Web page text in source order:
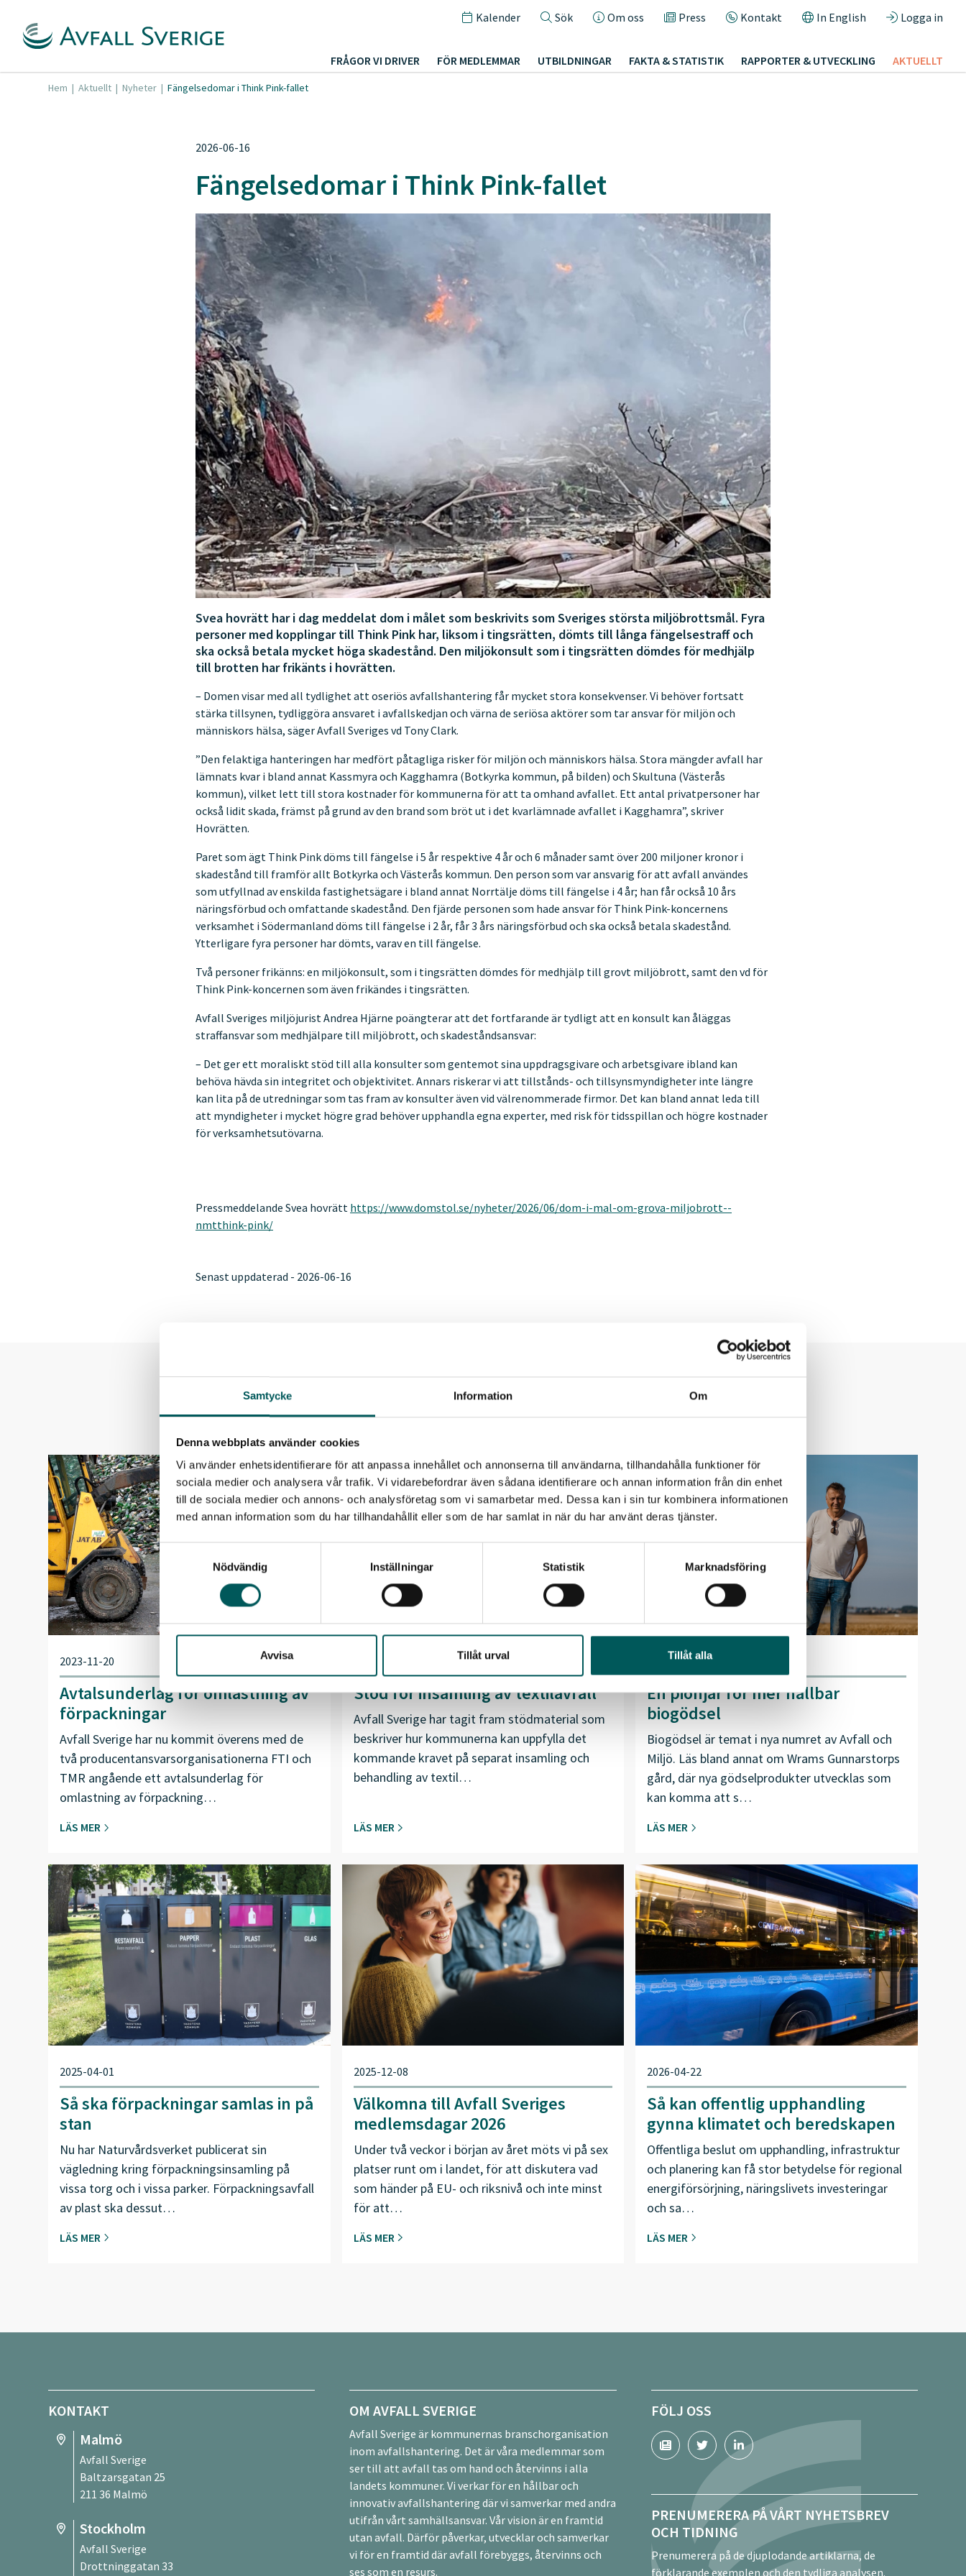
Samtycke Information Om
Denna webbplats använder cookies
Vi använder enhetsidentifierare för att anpassa innehållet och annonserna till användarna, tillhandahålla funktioner för
sociala medier och analysera vår trafik. Vi vidarebefordrar även sådana identifierare och annan information från din enhet
till de sociala medier och annons- och analysföretag som vi samarbetar med. Dessa kan i sin tur kombinera informationen
med annan information som du har tillhandahållit eller som de har samlat in när du har använt deras tjänster.
Samtyckesval
Nödvändig
Inställningar Statistik Marknadsföring
Avvisa Tillåt urval Tillåt alla
Kalender Sök Om oss Press Kontakt In English Logga in
FRÅGOR VI DRIVER FÖR MEDLEMMAR UTBILDNINGAR FAKTA & STATISTIK RAPPORTER & UTVECKLING AKTUELLT
Hem | Aktuellt | Nyheter | Fängelsedomar i Think Pink-fallet
2026-06-16
Fängelsedomar i Think Pink-fallet
Svea hovrätt har i dag meddelat dom i målet som beskrivits som Sveriges största miljöbrottsmål. Fyra
personer med kopplingar till Think Pink har, liksom i tingsrätten, dömts till långa fängelsestraff och
ska också betala mycket höga skadestånd. Den miljökonsult som i tingsrätten dömdes för medhjälp
till brotten har frikänts i hovrätten.
– Domen visar med all tydlighet att oseriös avfallshantering får mycket stora konsekvenser. Vi behöver fortsatt
stärka tillsynen, tydliggöra ansvaret i avfallskedjan och värna de seriösa aktörer som tar ansvar för miljön och
människors hälsa, säger Avfall Sveriges vd Tony Clark.
”Den felaktiga hanteringen har medfört påtagliga risker för miljön och människors hälsa. Stora mängder avfall har
lämnats kvar i bland annat Kassmyra och Kagghamra (Botkyrka kommun, på bilden) och Skultuna (Västerås
kommun), vilket lett till stora kostnader för kommunerna för att ta omhand avfallet. Ett antal privatpersoner har
också lidit skada, främst på grund av den brand som bröt ut i det kvarlämnade avfallet i Kagghamra”, skriver
Hovrätten.
Paret som ägt Think Pink döms till fängelse i 5 år respektive 4 år och 6 månader samt över 200 miljoner kronor i
skadestånd till framför allt Botkyrka och Västerås kommun. Den person som var ansvarig för att avfall användes
som utfyllnad av enskilda fastighetsägare i bland annat Norrtälje döms till fängelse i 4 år; han får också 10 års
näringsförbud och omfattande skadestånd. Den fjärde personen som hade ansvar för Think Pink-koncernens
verksamhet i Södermanland döms till fängelse i 2 år, får 3 års näringsförbud och ska också betala skadestånd.
Ytterligare fyra personer har dömts, varav en till fängelse.
Två personer frikänns: en miljökonsult, som i tingsrätten dömdes för medhjälp till grovt miljöbrott, samt den vd för
Think Pink-koncernen som även frikändes i tingsrätten.
Avfall Sveriges miljöjurist Andrea Hjärne poängterar att det fortfarande är tydligt att en konsult kan åläggas
straffansvar som medhjälpare till miljöbrott, och skadeståndsansvar:
– Det ger ett moraliskt stöd till alla konsulter som gentemot sina uppdragsgivare och arbetsgivare ibland kan
behöva hävda sin integritet och objektivitet. Annars riskerar vi att tillstånds- och tillsynsmyndigheter inte längre
kan lita på de utredningar som tas fram av konsulter även vid välrenommerade firmor. Det kan bland annat leda till
att myndigheter i mycket högre grad behöver upphandla egna experter, med risk för tidsspillan och högre kostnader
för verksamhetsutövarna.
Pressmeddelande Svea hovrätt https://www.domstol.se/nyheter/2026/06/dom-i-mal-om-grova-miljobrott--
nmtthink-pink/
Senast uppdaterad - 2026-06-16
Fler nyheter
2023-11-20
Avtalsunderlag för omlastning av
förpackningar
Avfall Sverige har nu kommit överens med de
två producentansvarsorganisationerna FTI och
TMR angående ett avtalsunderlag för
omlastning av förpackning…
LÄS MER
Stöd för insamling av textilavfall
Avfall Sverige har tagit fram stödmaterial som
beskriver hur kommunerna kan uppfylla det
kommande kravet på separat insamling och
behandling av textil…
LÄS MER
2024-11-05
En pionjär för mer hållbar
biogödsel
Biogödsel är temat i nya numret av Avfall och
Miljö. Läs bland annat om Wrams Gunnarstorps
gård, där nya gödselprodukter utvecklas som
kan komma att s…
LÄS MER
2025-04-01
Så ska förpackningar samlas in på
stan
Nu har Naturvårdsverket publicerat sin
vägledning kring förpackningsinsamling på
vissa torg och i vissa parker. Förpackningsavfall
av plast ska dessut…
LÄS MER
2025-12-08
Välkomna till Avfall Sveriges
medlemsdagar 2026
Under två veckor i början av året möts vi på sex
platser runt om i landet, för att diskutera vad
som händer på EU- och riksnivå och inte minst
för att…
LÄS MER
2026-04-22
Så kan offentlig upphandling
gynna klimatet och beredskapen
Offentliga beslut om upphandling, infrastruktur
och planering kan få stor betydelse för regional
energiförsörjning, näringslivets investeringar
och sa…
LÄS MER
KONTAKT
Malmö
Avfall Sverige
Baltzarsgatan 25
211 36 Malmö
Stockholm
Avfall Sverige
Drottninggatan 33
OM AVFALL SVERIGE
Avfall Sverige är kommunernas branschorganisation
inom avfallshantering. Det är våra medlemmar som
ser till att avfall tas om hand och återvinns i alla
landets kommuner. Vi verkar för en hållbar och
innovativ avfallshantering där vi samverkar med andra
utifrån vårt samhällsansvar. Vår vision är en framtid
utan avfall. Därför påverkar, utvecklar och samverkar
vi för en framtid där avfall förebyggs, återvinns och
ses som en resurs.
FÖLJ OSS
PRENUMERERA PÅ VÅRT NYHETSBREV
OCH TIDNING
Prenumerera på de djuplodande artiklarna, de
förklarande exemplen och den tydliga analysen.